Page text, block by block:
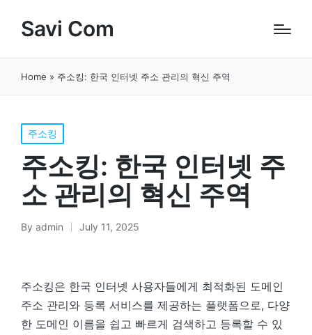
Savi Com
Home » 주소킹: 한국 인터넷 주소 관리의 혁신 주역
Posted
in
주소킹
주소킹: 한국 인터넷 주
소 관리의 혁신 주역
Posted
By admin July 11, 2025
주소킹은 한국 인터넷 사용자들에게 최적화된 도메인
주소 관리와 등록 서비스를 제공하는 플랫폼으로, 다양
한 도메인 이름을 쉽고 빠르게 검색하고 등록할 수 있